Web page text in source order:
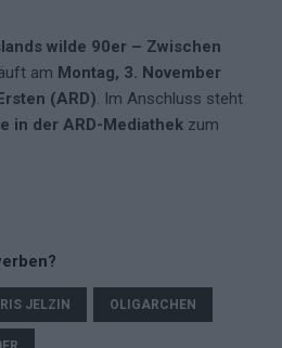
wilde 90er – Zwischen
am Montag, 3. November
(ARD). Im Anschluss steht
in der ARD-Mediathek zum
JELZIN OLIGARCHEN